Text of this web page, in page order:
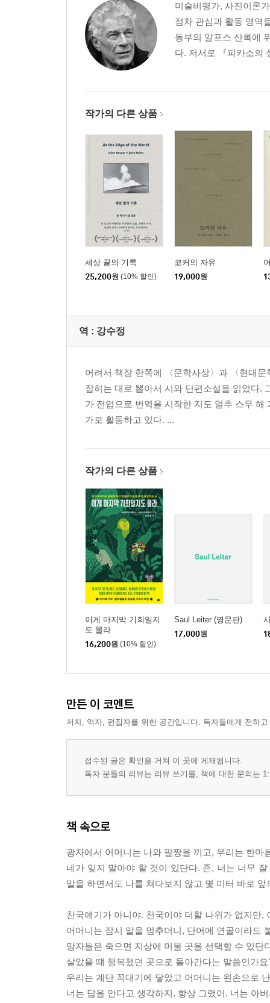
미술비평가, 사진이론
점차 관심과 활동 영역
동부의 알프스 산록에
다. 저서로 『피카소의
작가의 다른 상품
세상 끝의 기록
25,200원 (10% 할인)
코커의 자유
19,000원
역 : 강수정
어려서 책장 한쪽에 〈문학사상〉과 〈현대
잡히는 대로 뽑아서 시와 단편소설을 읽었다.
가 전업으로 번역을 시작한 지도 얼추 스무
가로 활동하고 있다. ...
작가의 다른 상품
이게 마지막 기회일지
도 몰라
16,200원 (10% 할인)
Saul Leiter (영문판)
17,000원
만든 이 코멘트
저자, 역자, 편집자를 위한 공간입니다. 독자들에게 전하
접수된 글은 확인을 거쳐 이 곳에 게재됩니다.
독자 분들의 리뷰는 리뷰 쓰기를, 책에 대한 문의는
책 속으로
광자에서 어머니는 나와 팔짱을 끼고, 우리는 한
네가 잊지 말아야 할 것이 있단다. 존, 너는 너무
말을 하면서도 나를 쳐다보지 않고 몇 미터 바로
찬국얘기가 아니야. 천국이야 더할 나위가 없지만,
어머니는 잠시 말을 멈추더니, 단어에 연골이라도
망자들은 죽으면 지상에 머물 곳을 선택할 수 있단
살았을 떄 행복했던 곳으로 돌아간다는 말씀인가요
우리는 계단 꼭대기에 닿았고 어머니는 왼손으로
너는 답을 안다고 생각하지. 항상 그랬어. 너는 아